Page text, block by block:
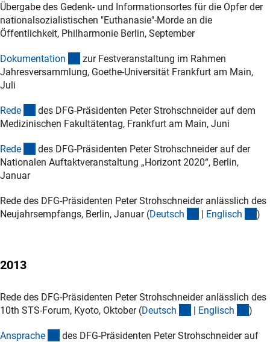
Übergabe des Gedenk- und Informationsortes für die Opfer der
nationalsozialistischen "Euthanasie"-Morde an die
Öffentlichkeit, Philharmonie Berlin, September
Dokumentation (Download)
zur Festveranstaltung im Rahmen
Jahresversammlung, Goethe-Universität Frankfurt am Main,
Juli
Rede (Download)
des DFG-Präsidenten Peter Strohschneider auf dem
Medizinischen Fakultätentag, Frankfurt am Main, Juni
Rede (Download)
des DFG-Präsidenten Peter Strohschneider auf der
Nationalen Auftaktveranstaltung „Horizont 2020“, Berlin,
Januar
Rede des DFG-Präsidenten Peter Strohschneider anlässlich des
Neujahrsempfangs, Berlin, Januar (Deutsch (Download)
| Englisch )
2013
Rede des DFG-Präsidenten Peter Strohschneider anlässlich des
10th STS-Forum, Kyoto, Oktober (Deutsch (Download)
| Englisch )
Ansprache (Download)
des DFG-Präsidenten Peter Strohschneider auf